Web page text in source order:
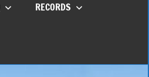
RECORDS